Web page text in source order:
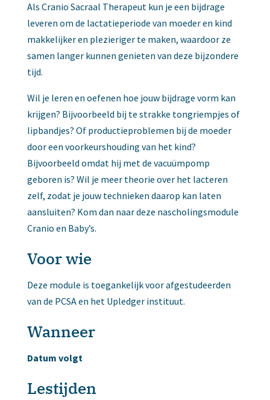
Als Cranio Sacraal Therapeut kun je een bijdrage
leveren om de lactatieperiode van moeder en kind
makkelijker en plezieriger te maken, waardoor ze
samen langer kunnen genieten van deze bijzondere
tijd.
Wil je leren en oefenen hoe jouw bijdrage vorm kan
krijgen? Bijvoorbeeld bij te strakke tongriempjes of
lipbandjes? Of productieproblemen bij de moeder
door een voorkeurshouding van het kind?
Bijvoorbeeld omdat hij met de vacuümpomp
geboren is? Wil je meer theorie over het lacteren
zelf, zodat je jouw technieken daarop kan laten
aansluiten? Kom dan naar deze nascholingsmodule
Cranio en Baby’s.
Voor wie
Deze module is toegankelijk voor afgestudeerden
van de PCSA en het Upledger instituut.
Wanneer
Datum volgt
Lestijden